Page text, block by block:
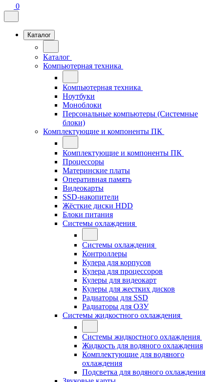
0
Каталог
Каталог
Компьютерная техника
Компьютерная техника
Ноутбуки
Моноблоки
Персональные компьютеры (Системные
блоки)
Комплектующие и компоненты ПК
Комплектующие и компоненты ПК
Процессоры
Материнские платы
Оперативная память
Видеокарты
SSD-накопители
Жёсткие диски HDD
Блоки питания
Системы охлаждения
Системы охлаждения
Контроллеры
Кулера для корпусов
Кулера для процессоров
Кулеры для видеокарт
Кулеры для жестких дисков
Радиаторы для SSD
Радиаторы для ОЗУ
Системы жидкостного охлаждения
Системы жидкостного охлаждения
Жидкость для водяного охлаждения
Комплектующие для водяного
охлаждения
Подсветка для водяного охлаждения